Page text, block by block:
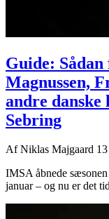
Guide:
Magnussen,
andre
Sebring
AfNiklas Majgaard
IMSA åbnede
januar – og nu er det